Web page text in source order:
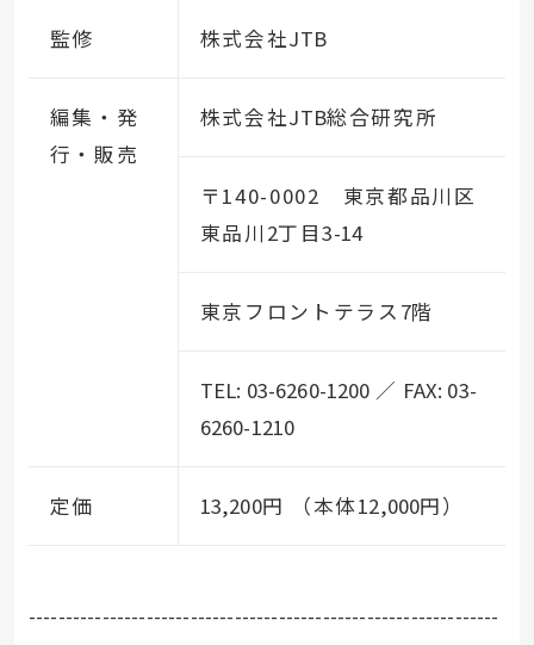
監修 株式会社JTB
編集・発
行・販売
株式会社JTB総合研究所
〒140-0002 東京都品川区
東品川 2丁目3-14
東京フロントテラス 7階
TEL: 03-6260-1200 ／ FAX: 03-
6260-1210
定価 13,200円 （本体12,000円）
----------------------------------------------------------------